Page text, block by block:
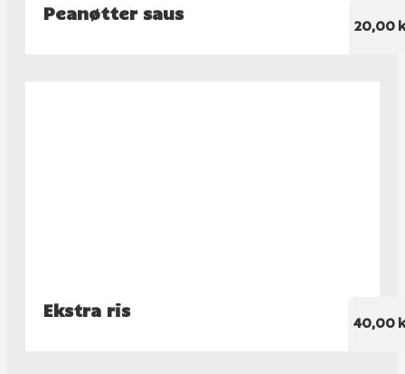
Peanøtter saus
20,00
Ekstra ris
40,00